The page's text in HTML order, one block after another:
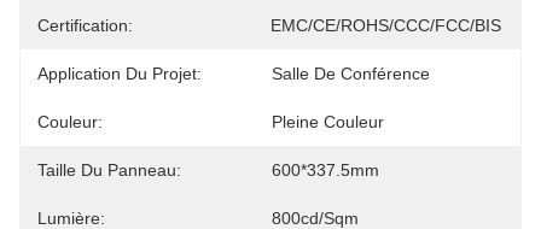
Certification: EMC/CE/ROHS/CCC/FCC/BIS
Application Du Projet: Salle De Conférence
Couleur: Pleine Couleur
Taille Du Panneau: 600*337.5mm
Lumière: 800cd/sqm